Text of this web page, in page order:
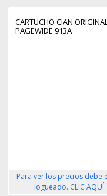
CARTUCHO CIAN
PAGEWIDE 913A
Para ver los precios debe
logueado. CLIC AQUÍ